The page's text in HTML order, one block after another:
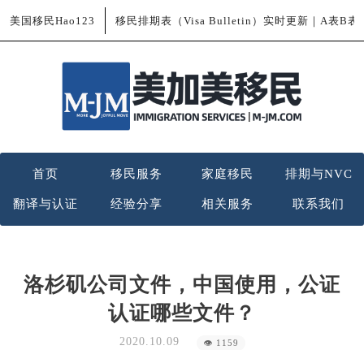
美国移民Hao123 移民排期表（Visa Bulletin）实时更新｜A表B表
首页 移民服务 家庭移民 排期与NVC
翻译与认证 经验分享 相关服务 联系我们
洛杉矶公司文件，中国使用，公证
认证哪些文件？
2020.10.09 👁 1159